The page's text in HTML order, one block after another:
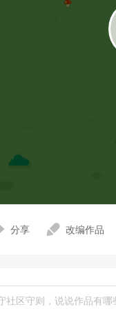
分享 改编作品